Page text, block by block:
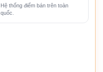
Hệ thống điểm bán trên toàn
quốc.